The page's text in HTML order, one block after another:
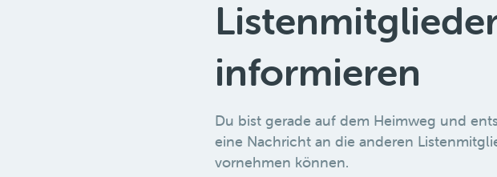
informieren
Du bist gerade auf dem Heimweg und
eine Nachricht an die anderen
vornehmen können.